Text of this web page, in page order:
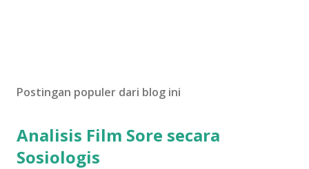
Postingan populer dari blog ini
Analisis Film Sore secara
Sosiologis